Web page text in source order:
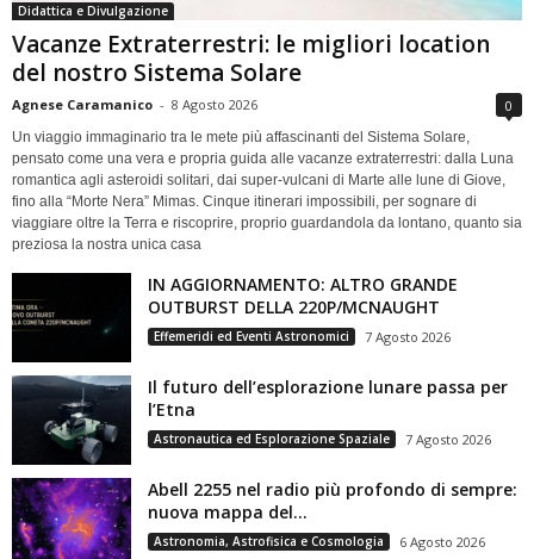
Didattica e Divulgazione
Vacanze Extraterrestri: le migliori location
del nostro Sistema Solare
Agnese Caramanico - 8 Agosto 2026 0
Un viaggio immaginario tra le mete più affascinanti del Sistema Solare,
pensato come una vera e propria guida alle vacanze extraterrestri: dalla Luna
romantica agli asteroidi solitari, dai super-vulcani di Marte alle lune di Giove,
fino alla “Morte Nera” Mimas. Cinque itinerari impossibili, per sognare di
viaggiare oltre la Terra e riscoprire, proprio guardandola da lontano, quanto sia
preziosa la nostra unica casa
IN AGGIORNAMENTO: ALTRO GRANDE
OUTBURST DELLA 220P/MCNAUGHT
Effemeridi ed Eventi Astronomici 7 Agosto 2026
Il futuro dell’esplorazione lunare passa per
l’Etna
Astronautica ed Esplorazione Spaziale 7 Agosto 2026
Abell 2255 nel radio più profondo di sempre:
nuova mappa del...
Astronomia, Astrofisica e Cosmologia 6 Agosto 2026